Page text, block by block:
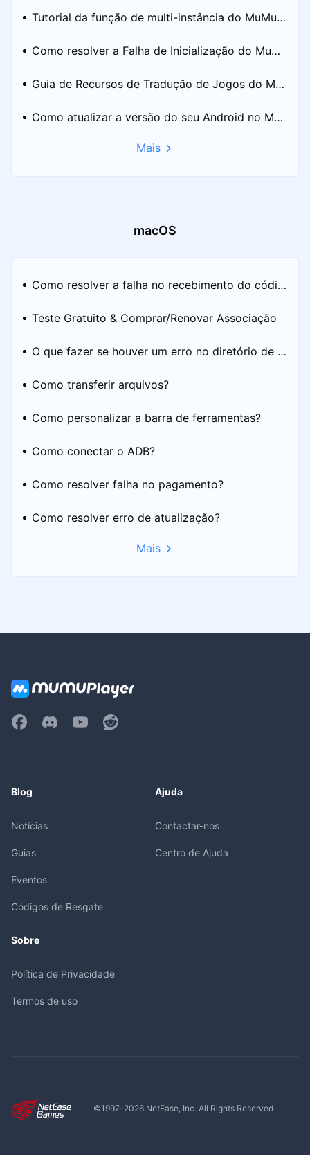
Tutorial da função de multi-instância do MuMuPl
ayer
Como resolver a Falha de Inicialização do MuMu
Player
Guia de Recursos de Tradução de Jogos do Mu
MuPlayer
Como atualizar a versão do seu Android no Mu
Mais
macOS
Como resolver a falha no recebimento do códig
o de verificação?
Teste Gratuito & Comprar/Renovar Associação
O que fazer se houver um erro no diretório de a
rmazenamento do seu dispositivo Android?
Como transferir arquivos?
Como personalizar a barra de ferramentas?
Como conectar o ADB?
Como resolver falha no pagamento?
Como resolver erro de atualização?
Mais
Blog
Notícias
Guias
Eventos
Códigos de Resgate
Ajuda
Contactar-nos
Centro de Ajuda
Sobre
Política de Privacidade
Termos de uso
©1997-2026NetEase, Inc. All Rights Reserved